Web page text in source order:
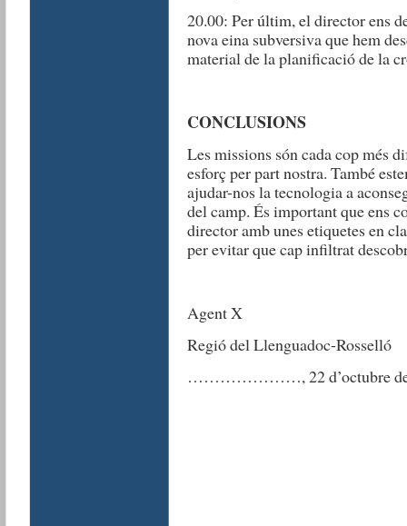
20.00: Per últim, el director ens
nova eina subversiva que hem
material de la planificació de la
CONCLUSIONS
Les missions són cada cop més
esforç per part nostra. També
ajudar-nos la tecnologia a
del camp. És important que ens
director amb unes etiquetes en
per evitar que cap infiltrat
Agent X
Regió del Llenguadoc-Rosselló
…………………, 22 d’octubre de